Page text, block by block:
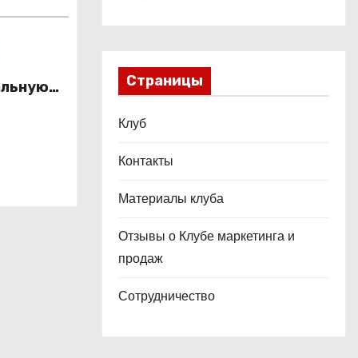
Страницы
Клуб
Контакты
Материалы клуба
Отзывы о Клубе маркетинга и
продаж
Сотрудничество